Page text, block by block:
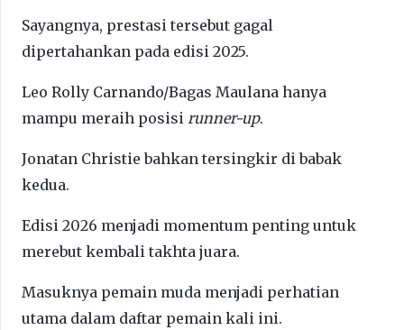
Sayangnya, prestasi tersebut gagal
dipertahankan pada edisi 2025.
Leo Rolly Carnando/Bagas Maulana hanya
mampu meraih posisi runner-up.
Jonatan Christie bahkan tersingkir di babak
kedua.
Edisi 2026 menjadi momentum penting untuk
merebut kembali takhta juara.
Masuknya pemain muda menjadi perhatian
utama dalam daftar pemain kali ini.